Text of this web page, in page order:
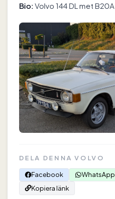
Bio: Volvo 144 DL met B20A
DELA DENNA VOLVO
Facebook
WhatsApp
Kopiera länk